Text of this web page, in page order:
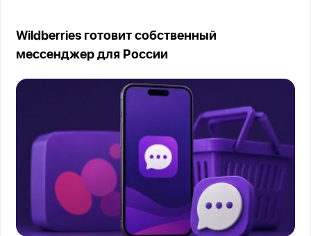
Wildberries готовит собственный
мессенджер для России